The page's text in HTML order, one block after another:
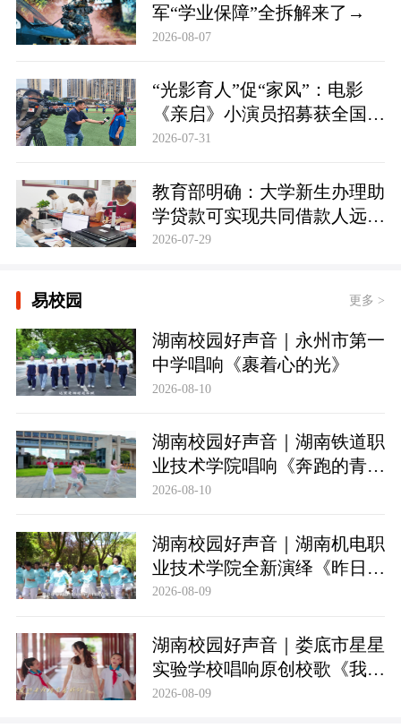
军“学业保障”全拆解来了→
2026-08-07
“光影育人”促“家风”：电影
《亲启》小演员招募获全国
500余家庭响应参与
2026-07-31
教育部明确：大学新生办理助
学贷款可实现共同借款人远程
办贷
2026-07-29
易校园 更多 >
湖南校园好声音｜永州市第一
中学唱响《裹着心的光》
2026-08-10
湖南校园好声音｜湖南铁道职
业技术学院唱响《奔跑的青
春》
2026-08-10
湖南校园好声音｜湖南机电职
业技术学院全新演绎《昨日青
空》
2026-08-09
湖南校园好声音｜娄底市星星
实验学校唱响原创校歌《我们
的学校无限美好》
2026-08-09